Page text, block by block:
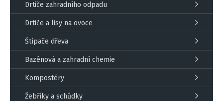
Drtiče zahradního odpadu
Drtiče a lisy na ovoce
Štípače dřeva
Bazénová a zahradní chemie
Kompostéry
Žebříky a schůdky